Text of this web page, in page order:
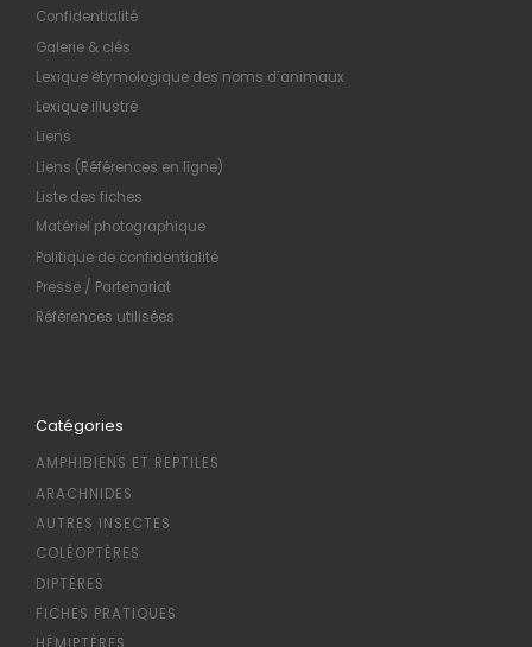
Confidentialité
Galerie & clés
Lexique étymologique des noms d’animaux
Lexique illustré
Liens
Liens (Références en ligne)
Liste des fiches
Matériel photographique
Politique de confidentialité
Presse / Partenariat
Références utilisées
Catégories
AMPHIBIENS ET REPTILES
ARACHNIDES
AUTRES INSECTES
COLÉOPTÈRES
DIPTÈRES
FICHES PRATIQUES